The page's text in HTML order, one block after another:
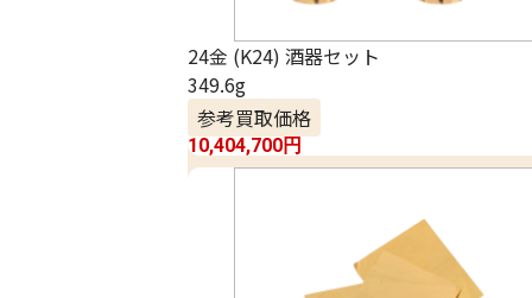
24金 (K24) 酒器セット
349.6g
参考買取価格
10,404,700円